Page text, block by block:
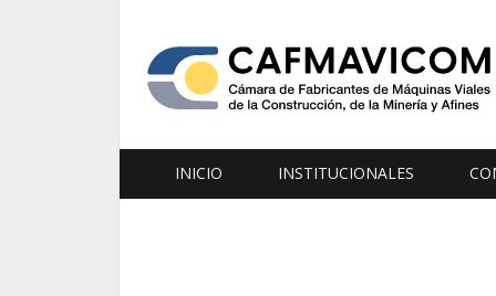
INICIO INSTITUCIONALES